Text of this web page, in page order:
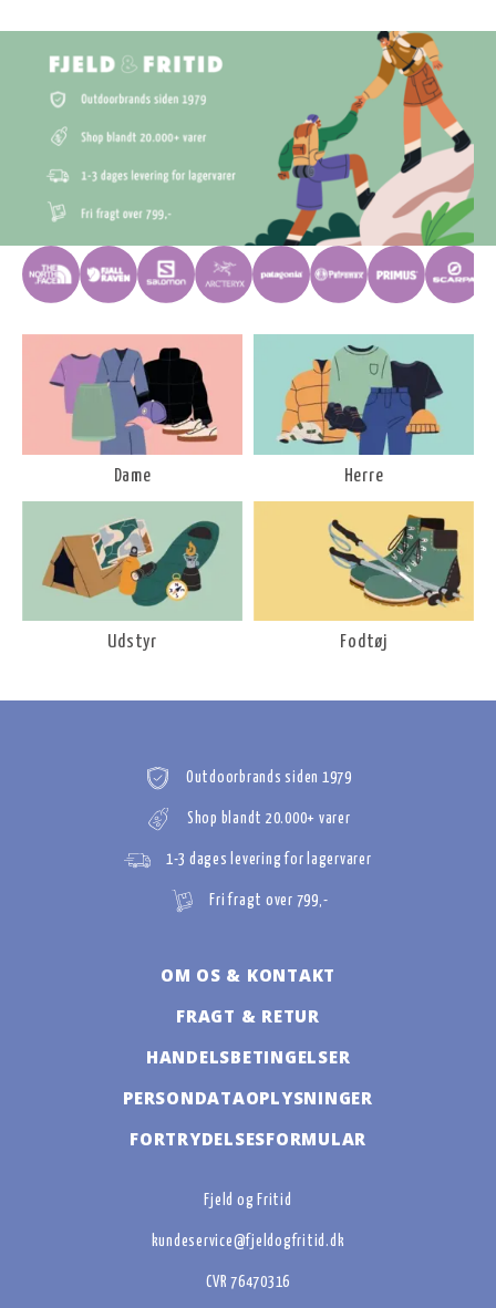
Dame Herre
Udstyr Fodtøj
Outdoorbrands siden 1979
Shop blandt 20.000+ varer
1-3 dages levering for lagervarer
Fri fragt over 799,-
OM OS & KONTAKT
FRAGT & RETUR
HANDELSBETINGELSER
PERSONDATAOPLYSNINGER
FORTRYDELSESFORMULAR
Fjeld og Fritid
kundeservice@fjeldogfritid.dk
CVR 76470316